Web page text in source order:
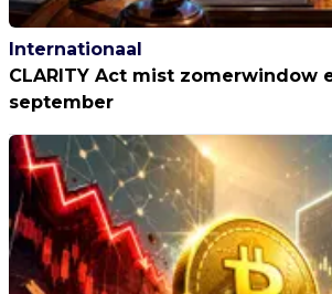
Internationaal
CLARITY Act mist zomerwindow
september